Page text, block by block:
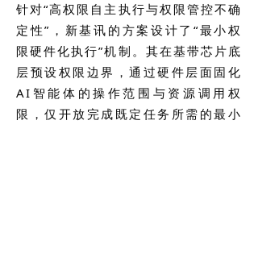
针对“高权限自主执行与权限管控不确
定性”，新基讯的方案设计了“最小权
限硬件化执行”机制。其在基带芯片底
层预设权限边界，通过硬件层面固化
AI智能体的操作范围与资源调用权
限，仅开放完成既定任务所需的最小